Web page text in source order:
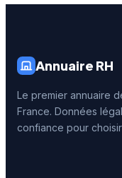
Annuaire RH
Le premier annuaire
France. Données
confiance pour